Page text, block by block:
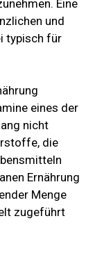
Eine
und
typisch für
eines der
nicht
die
Ernährung
Menge
zugeführt